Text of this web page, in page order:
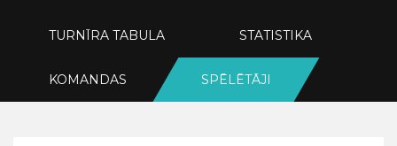
TURNĪRA TABULA STATISTIKA
KOMANDAS SPĒLĒTĀJI